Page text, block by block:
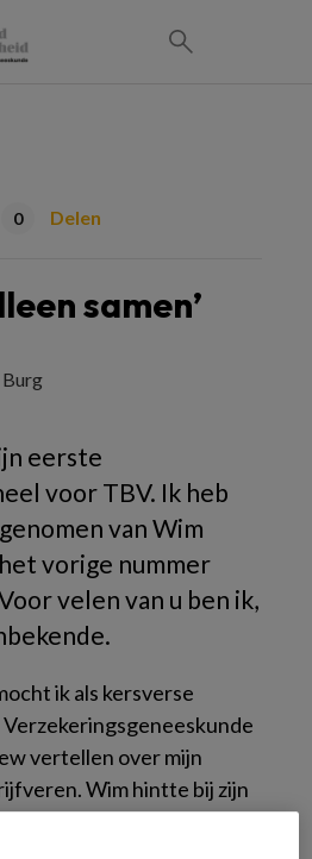
0 Delen
samen’
Burg
eerste
voor TBV. Ik heb
van Wim
vorige nummer
velen van u ben ik,
ik als kersverse
vertellen over mijn
Wim hintte bij zijn
anders ga doen. En dat